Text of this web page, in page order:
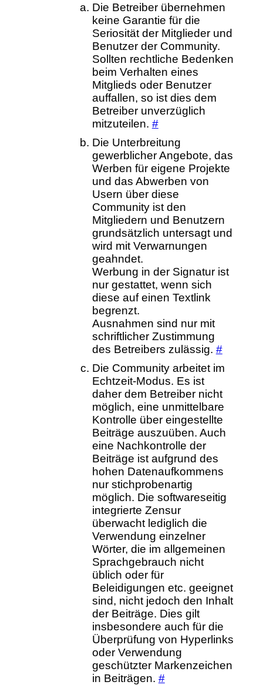
Die Betreiber übernehmen
keine Garantie für die
Seriosität der Mitglieder und
Benutzer der Community.
Sollten rechtliche Bedenken
beim Verhalten eines
Mitglieds oder Benutzer
auffallen, so ist dies dem
Betreiber unverzüglich
mitzuteilen. #
Die Unterbreitung
gewerblicher Angebote, das
Werben für eigene Projekte
und das Abwerben von
Usern über diese
Community ist den
Mitgliedern und Benutzern
grundsätzlich untersagt und
wird mit Verwarnungen
geahndet.
Werbung in der Signatur ist
nur gestattet, wenn sich
diese auf einen Textlink
begrenzt.
Ausnahmen sind nur mit
schriftlicher Zustimmung
des Betreibers zulässig. #
Die Community arbeitet im
Echtzeit-Modus. Es ist
daher dem Betreiber nicht
möglich, eine unmittelbare
Kontrolle über eingestellte
Beiträge auszuüben. Auch
eine Nachkontrolle der
Beiträge ist aufgrund des
hohen Datenaufkommens
nur stichprobenartig
möglich. Die softwareseitig
integrierte Zensur
überwacht lediglich die
Verwendung einzelner
Wörter, die im allgemeinen
Sprachgebrauch nicht
üblich oder für
Beleidigungen etc. geeignet
sind, nicht jedoch den Inhalt
der Beiträge. Dies gilt
insbesondere auch für die
Überprüfung von Hyperlinks
oder Verwendung
geschützter Markenzeichen
in Beiträgen. #